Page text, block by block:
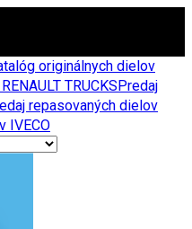
originálnych dielov
TRUCKSPredaj
repasovaných dielov
IVECO